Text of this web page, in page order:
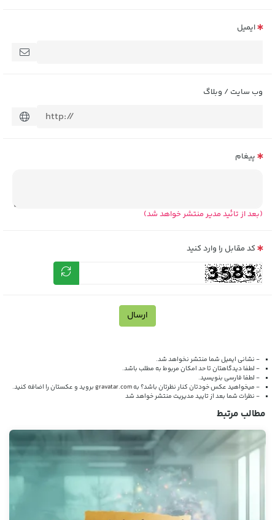
ایمیل
وب سایت / وبلاگ
پیغام
(بعد از تائید مدیر منتشر خواهد شد)
کد مقابل را وارد کنید
ارسال
- نشانی ایمیل شما منتشر نخواهد شد.
- لطفا دیدگاهتان تا حد امکان مربوط به مطلب باشد.
- لطفا فارسی بنویسید.
- میخواهید عکس خودتان کنار نظرتان باشد؟ بهgravatar.comبروید و عکستان را اضافه کنید.
- نظرات شما بعد از تایید مدیریت منتشر خواهد شد
مطالب مرتبط